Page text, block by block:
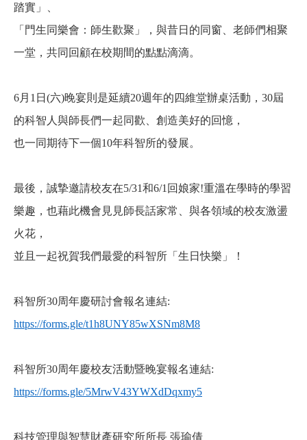
踏實」、
「門生同樂會：師生歡聚」，與昔日的同窗、老師們相聚
一堂，共同回顧在校期間的點點滴滴。
6月1日(六)晚宴則是延續20週年的四維堂辦桌活動，30屆
的科智人與師長們一起同歡、創造美好的回憶，
也一同期待下一個10年科智所的發展。
最後，誠摯邀請校友在5/31和6/1 回娘家!重溫在學時的學習
樂趣，也藉此機會見見師長話家常、與各領域的校友激盪
火花，
並且一起祝賀我們最愛的科智所「生日快樂」！
科智所30周年慶研討會報名連結:
https://forms.gle/t1h8UNY85wXSNm8M8
科智所30周年慶校友活動暨晚宴報名連結:
https://forms.gle/5MrwV43YWXdDqxmy5
科技管理與智慧財產研究所所長 張瑜倩